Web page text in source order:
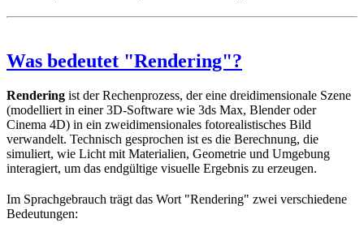
Was bedeutet "Rendering"?
Rendering ist der Rechenprozess, der eine dreidimensionale Szene
(modelliert in einer 3D-Software wie 3ds Max, Blender oder
Cinema 4D) in ein zweidimensionales fotorealistisches Bild
verwandelt. Technisch gesprochen ist es die Berechnung, die
simuliert, wie Licht mit Materialien, Geometrie und Umgebung
interagiert, um das endgültige visuelle Ergebnis zu erzeugen.
Im Sprachgebrauch trägt das Wort "Rendering" zwei verschiedene
Bedeutungen: